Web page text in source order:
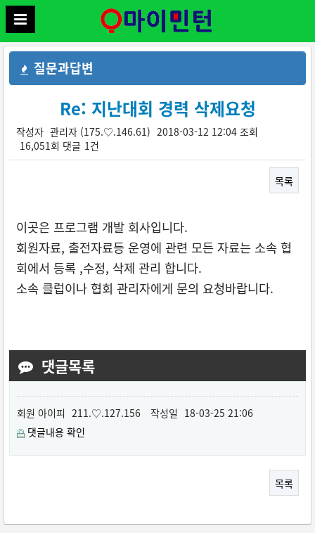
질문과답변
Re: 지난대회 경력 삭제요청
작성자 관리자 (175.♡.146.61) 2018-03-12 12:04 조회
16,051회 댓글 1건
목록
본문
이곳은 프로그램 개발 회사입니다.
회원자료, 출전자료등 운영에 관련 모든 자료는 소속 협
회에서 등록 ,수정, 삭제 관리 합니다.
소속 클럽이나 협회 관리자에게 문의 요청바랍니다.
댓글목록
회원 아이피 211.♡.127.156 작성일 18-03-25 21:06
댓글내용 확인
목록